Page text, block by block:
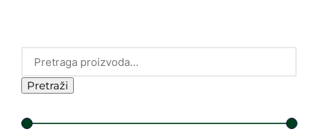
Pretraži